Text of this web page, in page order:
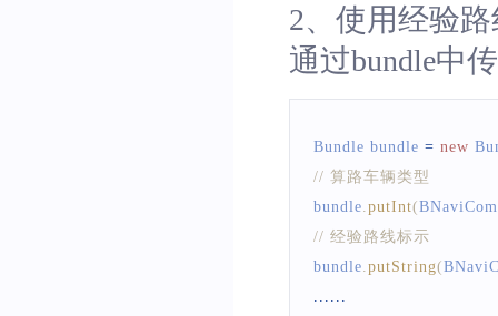
.build ()
list.add(startNode);
        list
,
        bundle
, handler);
2、使用经验
通过bundle中
Bundle bundle = new
// 算路车辆类型
bundle putInt(
// 经验路线标示
bundle putString(